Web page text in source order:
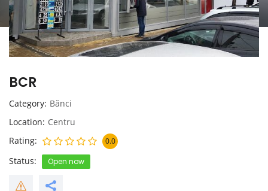
BCR
Category Bănci
Location Centru
Rating
0.0
Status Open now